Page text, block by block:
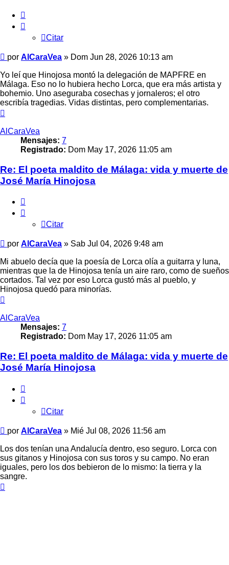
Citar
Mensaje
por AlCaraVea » Dom Jun 28, 2026 10:13 am
Yo leí que Hinojosa montó la delegación de MAPFRE en
Málaga. Eso no lo hubiera hecho Lorca, que era más artista y
bohemio. Uno aseguraba cosechas y jornaleros; el otro
escribía tragedias. Vidas distintas, pero complementarias.
AlCaraVea
Mensajes: 7
Registrado: Dom May 17, 2026 11:05 am
Re: El poeta maldito de Málaga: vida y muerte de
José María Hinojosa
Citar
Mensaje
por AlCaraVea » Sab Jul 04, 2026 9:48 am
Mi abuelo decía que la poesía de Lorca olía a guitarra y luna,
mientras que la de Hinojosa tenía un aire raro, como de sueños
cortados. Tal vez por eso Lorca gustó más al pueblo, y
Hinojosa quedó para minorías.
AlCaraVea
Mensajes: 7
Registrado: Dom May 17, 2026 11:05 am
Re: El poeta maldito de Málaga: vida y muerte de
José María Hinojosa
Citar
Mensaje
por AlCaraVea » Mié Jul 08, 2026 11:56 am
Los dos tenían una Andalucía dentro, eso seguro. Lorca con
sus gitanos y Hinojosa con sus toros y su campo. No eran
iguales, pero los dos bebieron de lo mismo: la tierra y la
sangre.